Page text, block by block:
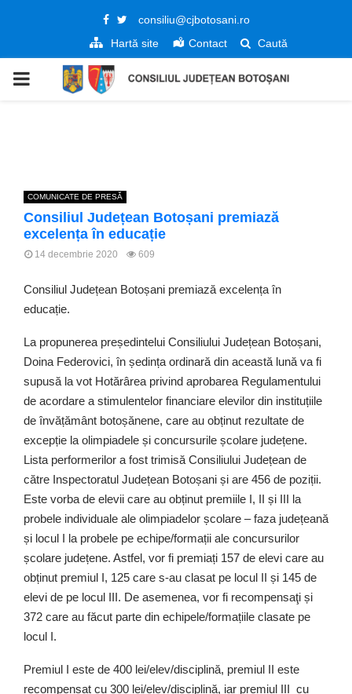
Facebook
Twitter
consiliu@cjbotosani.ro
Hartă site
Contact Caută
PRIMARY
COMUNICATE DE PRESĂ
Consiliul Județean Botoșani premiază
excelența în educație
14 decembrie 2020 609
Consiliul Județean Botoșani premiază excelența în
educație.
La propunerea președintelui Consiliului Județean Botoșani,
Doina Federovici, în ședința ordinară din această lună va fi
supusă la vot Hotărârea privind aprobarea Regulamentului
de acordare a stimulentelor financiare elevilor din instituțiile
de învățământ botoșănene, care au obținut rezultate de
excepție la olimpiadele și concursurile școlare județene.
Lista performerilor a fost trimisă Consiliului Județean de
către Inspectoratul Județean Botoșani și are 456 de poziții.
Este vorba de elevii care au obținut premiile I, II și III la
probele individuale ale olimpiadelor școlare – faza județeană
și locul I la probele pe echipe/formații ale concursurilor
școlare județene. Astfel, vor fi premiați 157 de elevi care au
obținut premiul I, 125 care s-au clasat pe locul II și 145 de
elevi de pe locul III. De asemenea, vor fi recompensaţi și
372 care au făcut parte din echipele/formațiile clasate pe
locul I.
Premiul I este de 400 lei/elev/disciplină, premiul II este
recompensat cu 300 lei/elev/disciplină, iar premiul III cu